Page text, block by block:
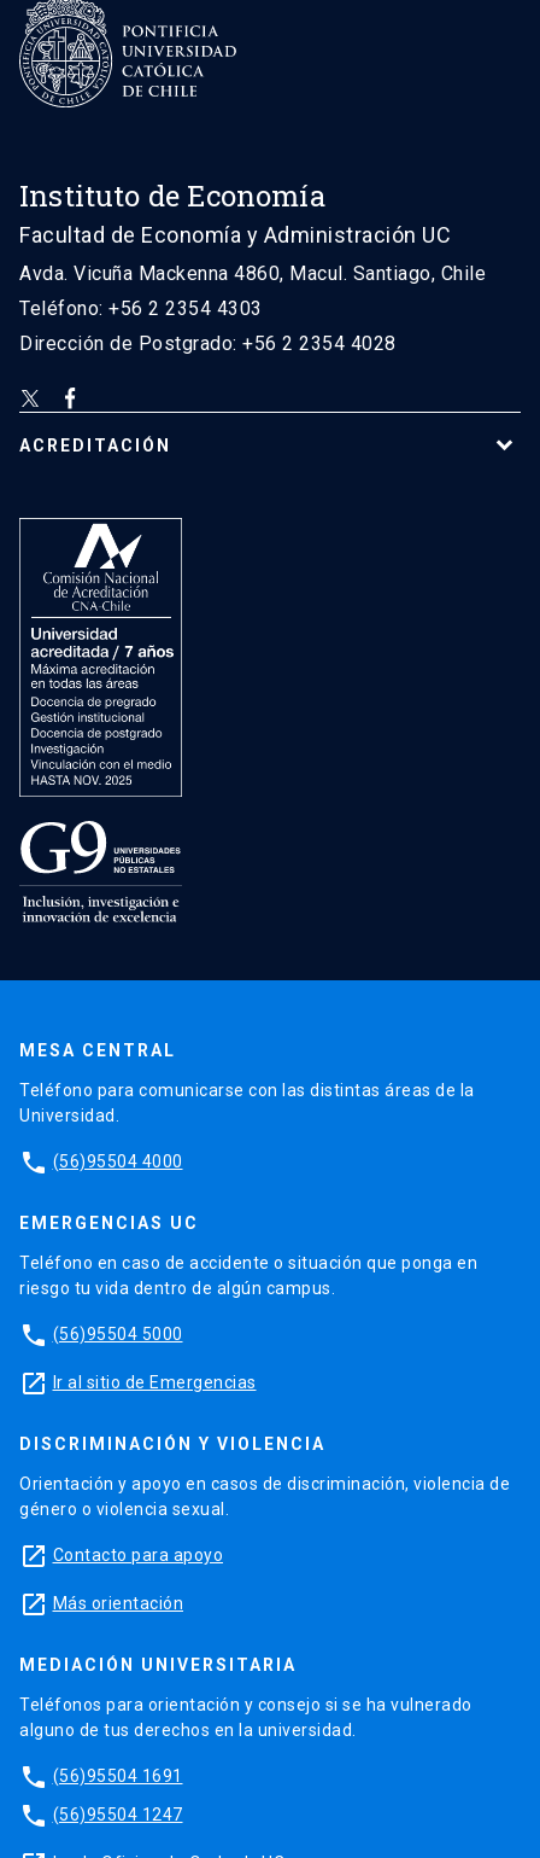
Instituto de Economía
Facultad de Economía y Administración UC
Avda. Vicuña Mackenna 4860, Macul. Santiago, Chile
Teléfono: +56 2 2354 4303
Dirección de Postgrado: +56 2 2354 4028
ACREDITACIÓN
MESA CENTRAL
Teléfono para comunicarse con las distintas áreas de la
Universidad.
phone (56)95504 4000
EMERGENCIAS UC
Teléfono en caso de accidente o situación que ponga en
riesgo tu vida dentro de algún campus.
phone (56)95504 5000
launch Ir al sitio de Emergencias
DISCRIMINACIÓN Y VIOLENCIA
Orientación y apoyo en casos de discriminación, violencia de
género o violencia sexual.
launch Contacto para apoyo
launch Más orientación
MEDIACIÓN UNIVERSITARIA
Teléfonos para orientación y consejo si se ha vulnerado
alguno de tus derechos en la universidad.
phone (56)95504 1691
phone (56)95504 1247